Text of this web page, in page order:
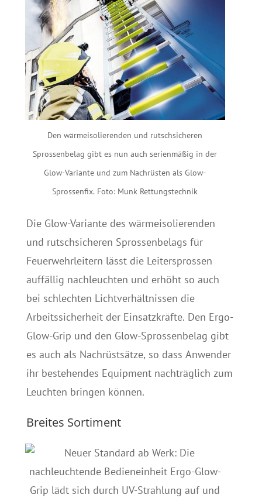
Den wärmeisolierenden und rutschsicheren
Sprossenbelag gibt es nun auch serienmäßig in der
Glow-Variante und zum Nachrüsten als Glow-
Sprossenfix. Foto: Munk Rettungstechnik
Die Glow-Variante des wärmeisolierenden
und rutschsicheren Sprossenbelags für
Feuerwehrleitern lässt die Leitersprossen
auffällig nachleuchten und erhöht so auch
bei schlechten Lichtverhältnissen die
Arbeitssicherheit der Einsatzkräfte. Den Ergo-
Glow-Grip und den Glow-Sprossenbelag gibt
es auch als Nachrüstsätze, so dass Anwender
ihr bestehendes Equipment nachträglich zum
Leuchten bringen können.
Breites Sortiment